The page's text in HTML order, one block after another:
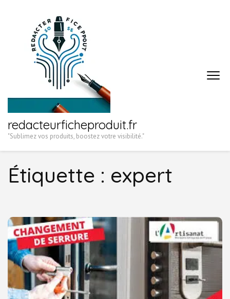
redacteurficheproduit.fr
"Sublimez vos produits, boostez votre visibilité."
Étiquette : expert